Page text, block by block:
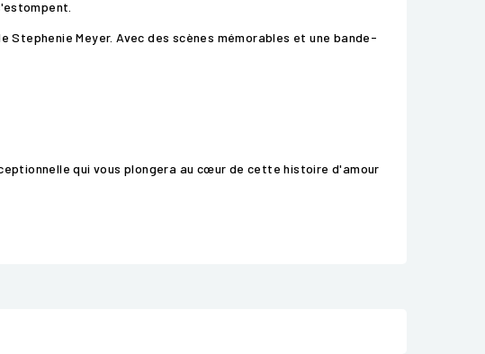
Meyer. Avec des scènes mémorables et une bande-
qui vous plongera au cœur de cette histoire d'amour